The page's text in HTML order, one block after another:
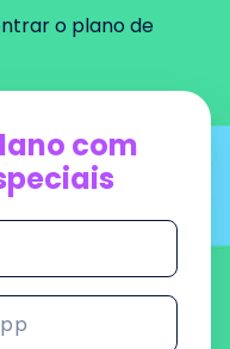
o plano de
com